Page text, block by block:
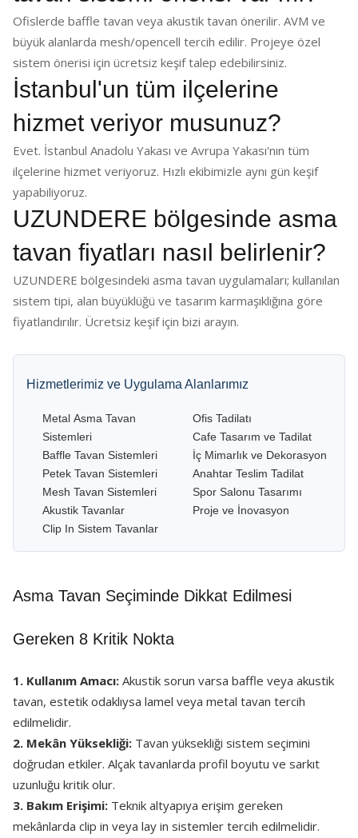
Ofislerde baffle tavan veya akustik tavan önerilir. AVM ve
büyük alanlarda mesh/opencell tercih edilir. Projeye özel
sistem önerisi için ücretsiz keşif talep edebilirsiniz.
İstanbul'un tüm ilçelerine
hizmet veriyor musunuz?
Evet. İstanbul Anadolu Yakası ve Avrupa Yakası'nın tüm
ilçelerine hizmet veriyoruz. Hızlı ekibimizle aynı gün keşif
yapabiliyoruz.
UZUNDERE bölgesinde asma
tavan fiyatları nasıl belirlenir?
UZUNDERE bölgesindeki asma tavan uygulamaları; kullanılan
sistem tipi, alan büyüklüğü ve tasarım karmaşıklığına göre
fiyatlandırılır. Ücretsiz keşif için bizi arayın.
Hizmetlerimiz ve Uygulama Alanlarımız
Metal Asma Tavan
Sistemleri
Baffle Tavan Sistemleri
Petek Tavan Sistemleri
Mesh Tavan Sistemleri
Akustik Tavanlar
Clip In Sistem Tavanlar
Ofis Tadilatı
Cafe Tasarım ve Tadilat
İç Mimarlık ve Dekorasyon
Anahtar Teslim Tadilat
Spor Salonu Tasarımı
Proje ve İnovasyon
Asma Tavan Seçiminde Dikkat Edilmesi
Gereken 8 Kritik Nokta
1. Kullanım Amacı: Akustik sorun varsa baffle veya akustik
tavan, estetik odaklıysa lamel veya metal tavan tercih
edilmelidir.
2. Mekân Yüksekliği: Tavan yüksekliği sistem seçimini
doğrudan etkiler. Alçak tavanlarda profil boyutu ve sarkıt
uzunluğu kritik olur.
3. Bakım Erişimi: Teknik altyapıya erişim gereken
mekânlarda clip in veya lay in sistemler tercih edilmelidir.